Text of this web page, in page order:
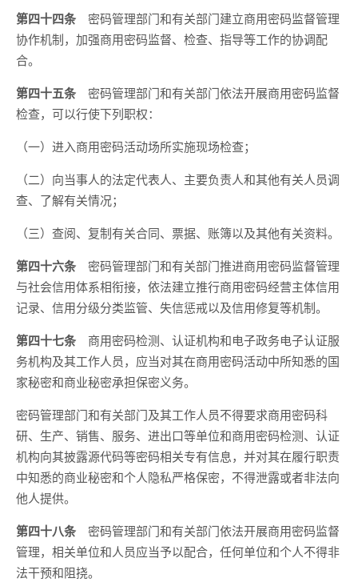
第四十四条 密码管理部门和有关部门建立商用密码监督管理
协作机制，加强商用密码监督、检查、指导等工作的协调配
合。
第四十五条 密码管理部门和有关部门依法开展商用密码监督
检查，可以行使下列职权：
（一）进入商用密码活动场所实施现场检查；
（二）向当事人的法定代表人、主要负责人和其他有关人员调
查、了解有关情况；
（三）查阅、复制有关合同、票据、账簿以及其他有关资料。
第四十六条 密码管理部门和有关部门推进商用密码监督管理
与社会信用体系相衔接，依法建立推行商用密码经营主体信用
记录、信用分级分类监管、失信惩戒以及信用修复等机制。
第四十七条 商用密码检测、认证机构和电子政务电子认证服
务机构及其工作人员，应当对其在商用密码活动中所知悉的国
家秘密和商业秘密承担保密义务。
密码管理部门和有关部门及其工作人员不得要求商用密码科
研、生产、销售、服务、进出口等单位和商用密码检测、认证
机构向其披露源代码等密码相关专有信息，并对其在履行职责
中知悉的商业秘密和个人隐私严格保密，不得泄露或者非法向
他人提供。
第四十八条 密码管理部门和有关部门依法开展商用密码监督
管理，相关单位和人员应当予以配合，任何单位和个人不得非
法干预和阻挠。